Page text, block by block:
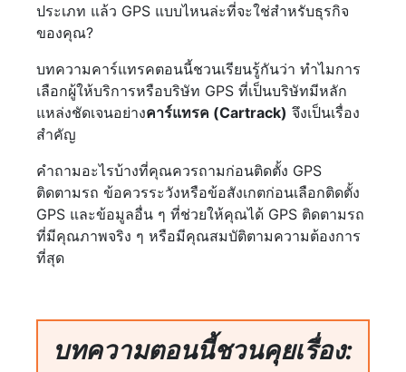
ประเภท แล้ว GPS แบบไหนล่ะที่จะใช่สำหรับธุรกิจ
ของคุณ?
บทความคาร์แทรคตอนนี้ชวนเรียนรู้กันว่า ทำไมการ
เลือกผู้ให้บริการหรือบริษัท GPS ที่เป็นบริษัทมีหลัก
แหล่งชัดเจนอย่างคาร์แทรค (Cartrack) จึงเป็นเรื่อง
สำคัญ
คำถามอะไรบ้างที่คุณควรถามก่อนติดตั้ง GPS
ติดตามรถ ข้อควรระวังหรือข้อสังเกตก่อนเลือกติดตั้ง
GPS และข้อมูลอื่น ๆ ที่ช่วยให้คุณได้ GPS ติดตามรถ
ที่มีคุณภาพจริง ๆ หรือมีคุณสมบัติตามความต้องการ
ที่สุด
บทความตอนนี้ชวนคุยเรื่อง: